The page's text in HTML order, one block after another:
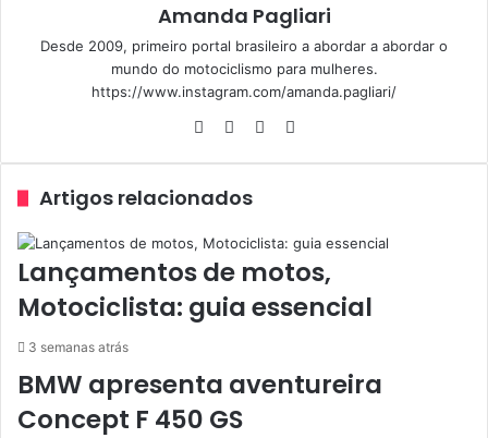
Amanda Pagliari
Desde 2009, primeiro portal brasileiro a abordar a abordar o
mundo do motociclismo para mulheres.
https://www.instagram.com/amanda.pagliari/
We
Fa
ok
Yo
Artigos relacionados
Lançamentos de motos,
Motociclista: guia essencial
3 semanas atrás
BMW apresenta aventureira
Concept F 450 GS